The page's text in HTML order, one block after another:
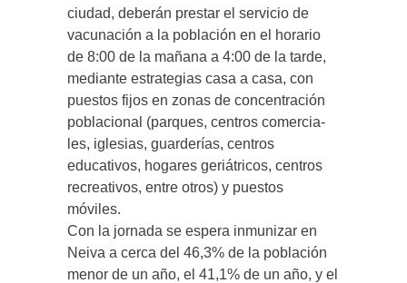
ciudad, deberán prestar el servicio de
vacunación a la población en el horario
de 8:00 de la mañana a 4:00 de la tarde,
mediante estrategias casa a casa, con
puestos fijos en zonas de concentración
poblacional (parques, centros comercia-
les, iglesias, guarderías, centros
educativos, hogares geriátricos, centros
recreativos, entre otros) y puestos
móviles.
Con la jornada se espera inmunizar en
Neiva a cerca del 46,3% de la población
menor de un año, el 41,1% de un año, y el